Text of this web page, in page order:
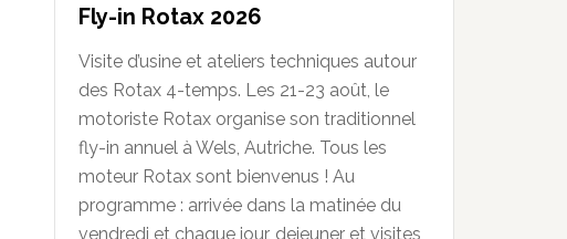
Fly-in Rotax 2026
Visite d’usine et ateliers techniques autour
des Rotax 4-temps. Les 21-23 août, le
motoriste Rotax organise son traditionnel
fly-in annuel à Wels, Autriche. Tous les
moteur Rotax sont bienvenus ! Au
programme : arrivée dans la matinée du
vendredi et chaque jour, dejeuner et visites